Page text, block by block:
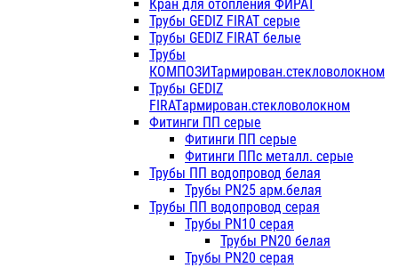
Кран для отопления ФИРАТ
Трубы GEDIZ FIRAT серые
Трубы GEDIZ FIRAT белые
Трубы
КОМПОЗИТармирован.стекловолокном
Трубы GEDIZ
FIRATармирован.стекловолокном
Фитинги ПП серые
Фитинги ПП серые
Фитинги ППс металл. серые
Трубы ПП водопровод белая
Трубы PN25 арм.белая
Трубы ПП водопровод серая
Трубы PN10 серая
Трубы PN20 белая
Трубы PN20 серая